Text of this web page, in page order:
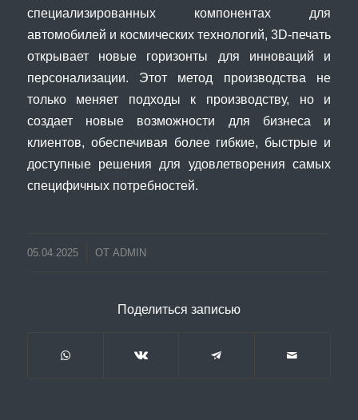
специализированных компонентах для
автомобилей и космических технологий, 3D-печать
открывает новые горизонты для инноваций и
персонализации. Этот метод производства не
только меняет подходы к производству, но и
создает новые возможности для бизнеса и
клиентов, обеспечивая более гибкие, быстрые и
доступные решения для удовлетворения самых
специфичных потребностей.
05.04.2025 ОТ ADMIN
Поделиться записью